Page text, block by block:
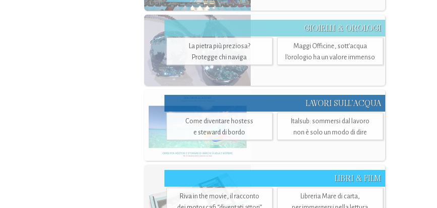
GIOIELLI & OROLOGI
La pietra più preziosa?
Protegge chi naviga
Maggi Officine, sott’acqua
l'orologio ha un valore immenso
LAVORI SULL’ACQUA
Come diventare hostess
e steward di bordo
Italsub: sommersi dal lavoro
non è solo un modo di dire
LIBRI & FILM
Riva in the movie, il racconto
Libreria Mare di carta,